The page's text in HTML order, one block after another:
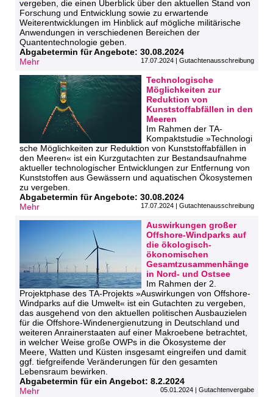
vergeben, die einen Überblick über den aktuellen Stand von
Forschung und Entwicklung sowie zu erwartende
Weiterentwicklungen im Hinblick auf mögliche militärische
Anwendungen in verschiedenen Bereichen der
Quantentechnologie geben.
Abgabetermin für Angebote: 30.08.2024
Mehr
17.07.2024 | Gutachtenausschreibung
Technologische
Möglichkeiten zur
Reduktion von
Kunststoffabfällen in den
Meeren
Im Rahmen der TA-
Kompaktstudie »Technologi
sche Möglichkeiten zur Reduktion von Kunststoffabfällen in
den Meeren« ist ein Kurzgutachten zur Bestandsaufnahme
aktueller technologischer Entwicklungen zur Entfernung von
Kunststoffen aus Gewässern und aquatischen Ökosystemen
zu vergeben.
Abgabetermin für Angebote: 30.08.2024
Mehr
17.07.2024 | Gutachtenausschreibung
Auswirkungen großer
Offshore-Windparks auf
die ökologisch-
ökonomischen
Gesamtzusammenhänge
in Nord- und Ostsee
Im Rahmen der 2.
Projektphase des TA-Projekts »Auswirkungen von Offshore-
Windparks auf die Umwelt« ist ein Gutachten zu vergeben,
das ausgehend von den aktuellen politischen Ausbauzielen
für die Offshore-Windenergienutzung in Deutschland und
weiteren Anrainerstaaten auf einer Makroebene betrachtet,
in welcher Weise große OWPs in die Ökosysteme der
Meere, Watten und Küsten insgesamt eingreifen und damit
ggf. tiefgreifende Veränderungen für den gesamten
Lebensraum bewirken.
Abgabetermin für ein Angebot: 8.2.2024
Mehr
05.01.2024 | Gutachtenvergabe